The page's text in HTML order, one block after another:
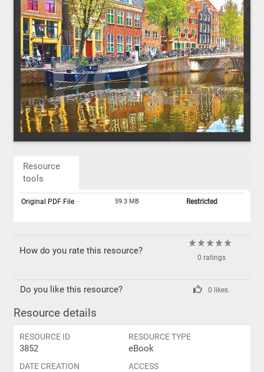
Resource
tools
Original PDF File 59.3 MB Restricted
How do you rate this resource?
0 ratings
Do you like this resource? 0 likes
Resource details
RESOURCE ID
3852
RESOURCE TYPE
eBook
DATE CREATION ACCESS